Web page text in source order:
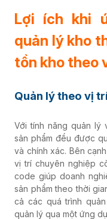
Lợi ích khi
quản lý kho
tồn kho theo
Quản lý theo vị
Với tính năng quản lý
sản phẩm đều được
và chính xác. Bên
vị trí chuyên nghiệp
code giúp doanh
sản phẩm theo thời
cả các quá trình
quản lý qua một ứng